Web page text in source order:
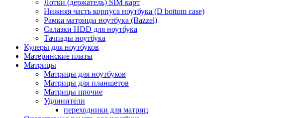
Лотки (держатель) SIM карт
Нижняя часть корпуса ноутбука (D bottom case)
Рамка матрицы ноутбука (Bazzel)
Салазки HDD для ноутбука
Тачпады ноутбука
Кулеры для ноутбуков
Материнские платы
Матрицы
Матрицы для ноутбуков
Матрицы для планшетов
Матрицы прочие
Удлинители
переходники для матриц